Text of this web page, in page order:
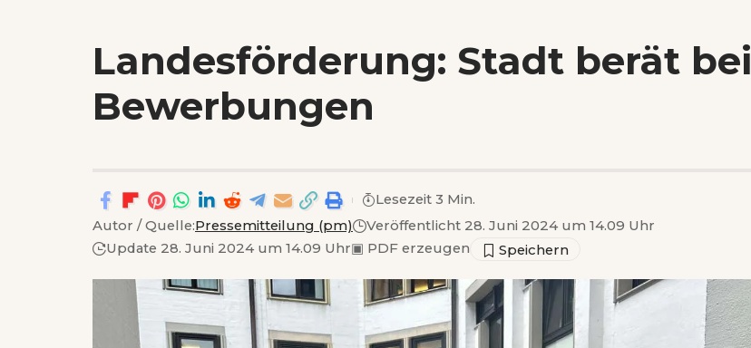
Landesförderung: Stadt berät bei
Bewerbungen
Autor / Quelle:Pressemitteilung (pm)
Veröffentlicht 28. Juni 2024 um 14.09 Uhr
Update 28. Juni 2024 um 14.09 Uhr▣ PDF erzeugen
Lesezeit 3 Min.